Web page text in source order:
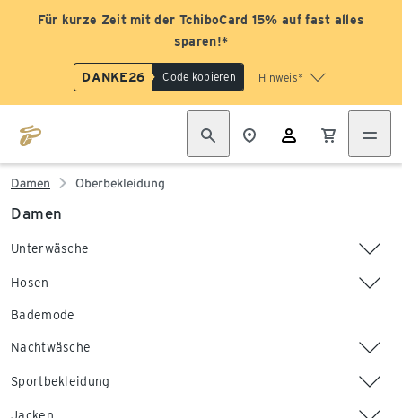
Für kurze Zeit mit der TchiboCard 15% auf fast alles
sparen!*
DANKE26 Code kopieren Hinweis*
Damen Oberbekleidung
Damen
Unterwäsche
Hosen
Bademode
Nachtwäsche
Sportbekleidung